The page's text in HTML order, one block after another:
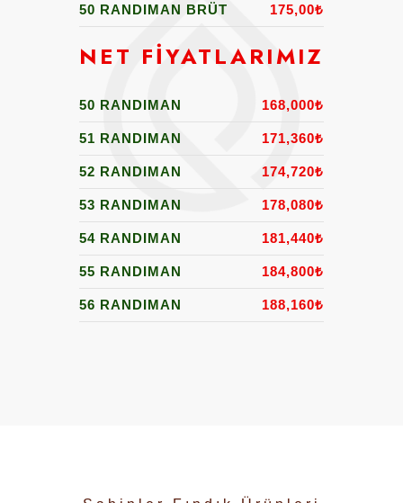
50 RANDIMAN BRÜT ₺
175,00
NET FİYATLARIMIZ
50 RANDIMAN ₺
168,000
51 RANDIMAN ₺
171,360
52 RANDIMAN ₺
174,720
53 RANDIMAN ₺
178,080
54 RANDIMAN ₺
181,440
55 RANDIMAN ₺
184,800
56 RANDIMAN ₺
188,160